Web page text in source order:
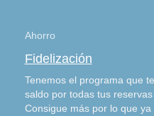
Ahorro
Fidelización
Tenemos el programa que
saldo por todas tus reservas
Consigue más por lo que ya